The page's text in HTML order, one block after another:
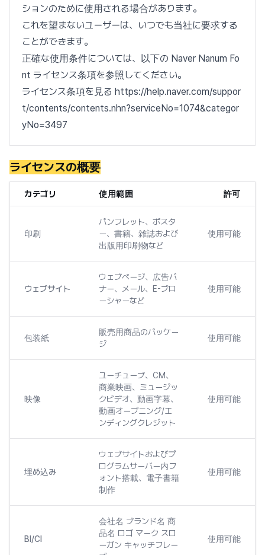
ションのために使用される場合があります。
これを望まないユーザーは、いつでも当社に要求する
ことができます。
正確な使用条件については、以下の Naver Nanum Fo
nt ライセンス条項を参照してください。
ライセンス条項を見る https://help.naver.com/suppor
t/contents/contents.nhn?serviceNo=1074&categor
yNo=3497
ライセンスの概要
カテゴリ 使用範囲 許可
印刷
パンフレット、ポスタ
ー、書籍、雑誌および
出版用印刷物など
使用可能
ウェブサイト
ウェブページ、広告バ
ナー、メール、E-ブロ
ーシャーなど
使用可能
包装紙
販売用商品のパッケー
ジ
使用可能
映像
ユーチューブ、CM、
商業映画、ミュージッ
クビデオ、動画字幕、
動画オープニング/エ
ンディングクレジット
使用可能
埋め込み
ウェブサイトおよびプ
ログラムサーバー内フ
ォント搭載、電子書籍
制作
使用可能
BI/CI
会社名 ブランド名 商
品名 ロゴ マーク スロ
ーガン キャッチフレー
使用可能